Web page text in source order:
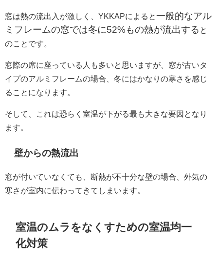
窓は熱の流出入が激しく、YKKAPによると一般的なアル
ミフレームの窓では冬に52%もの熱が流出する と
のことです。
窓際の席に座っている人も多いと思いますが、窓が古いタ
イプのアルミフレームの場合、冬にはかなりの寒さを感じ
ることになります。
そして、これは恐らく室温が下がる最も大きな要因となり
ます。
壁からの熱流出
窓が付いていなくても、断熱が不十分な壁の場合、外気の
寒さが室内に伝わってきてしまいます。
室温のムラをなくすための室温均一
化対策